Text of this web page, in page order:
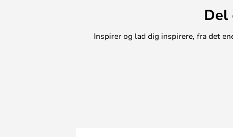
Del
Inspirer og lad dig inspirere, fra det